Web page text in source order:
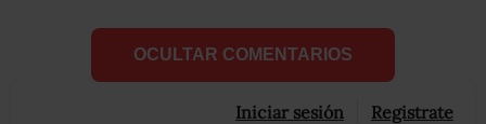
OCULTAR COMENTARIOS
Iniciar sesión Registrate